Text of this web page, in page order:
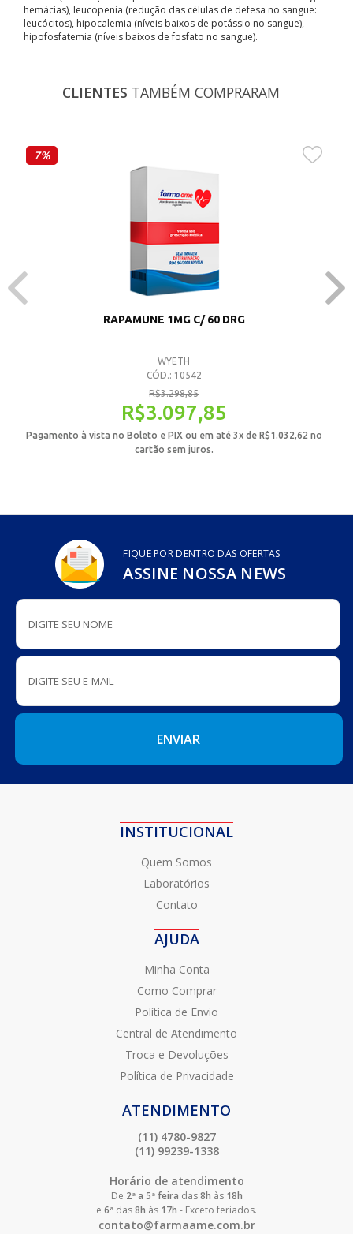
hemácias), leucopenia (redução das células de defesa no sangue:
leucócitos), hipocalemia (níveis baixos de potássio no sangue),
hipofosfatemia (níveis baixos de fosfato no sangue).
CLIENTES TAMBÉM COMPRARAM
7%
RAPAMUNE 1MG C/ 60 DRG
WYETH
CÓD.: 10542
R$3.298,85
R$3.097,85
Pagamento à vista no Boleto e PIX ou em até 3x de R$1.032,62 no
cartão sem juros.
FIQUE POR DENTRO DAS OFERTAS
ASSINE NOSSA NEWS
INSTITUCIONAL
Quem Somos
Laboratórios
Contato
AJUDA
Minha Conta
Como Comprar
Política de Envio
Central de Atendimento
Troca e Devoluções
Política de Privacidade
ATENDIMENTO
(11) 4780-9827
(11) 99239-1338
Horário de atendimento
De 2ª a 5ª feira das8h às 18h
e 6ª das8h às 17h - Exceto feriados.
contato@farmaame.com.br